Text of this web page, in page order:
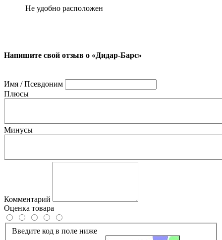
Не удобно расположен
Напишите свой отзыв о «Дидар-Барс»
Имя / Псевдоним
Плюсы
Минусы
Комментарий
Оценка товара
Введите код в поле ниже